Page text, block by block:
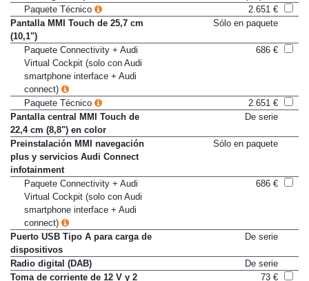
MMI navegación plus
Sólo en paquete
Paquete Técnico
2.651 €
Pantalla MMI Touch de 25,7 cm
(10,1")
Paquete Connectivity + Audi
Virtual Cockpit (solo con Audi
smartphone interface + Audi
connect)
Paquete Técnico
2.651 €
Pantalla central MMI Touch de
22,4 cm (8,8") en color
Preinstalación MMI navegación
plus y servicios Audi Connect
infotainment
Paquete Connectivity + Audi
Virtual Cockpit (solo con Audi
smartphone interface + Audi
connect)
Puerto USB Tipo A para carga de
dispositivos
Radio digital (DAB)
De serie